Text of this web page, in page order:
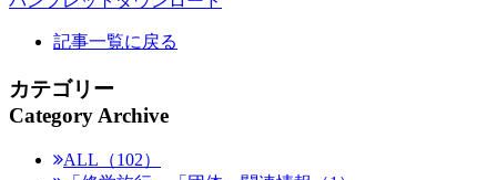
記事一覧に戻る
カテゴリー
Category Archive
ALL（102）